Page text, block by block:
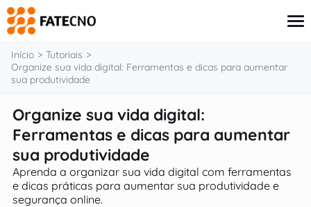
o
conteúdo
Tutoriais
Governo
Renda Extra
Finanças
Início
Tutoriais
Organize sua vida digital: Ferramentas e dicas para aumentar
sua produtividade
Organize sua vida digital:
Ferramentas e dicas para aumentar
sua produtividade
Aprenda a organizar sua vida digital com ferramentas
e dicas práticas para aumentar sua produtividade e
segurança online.